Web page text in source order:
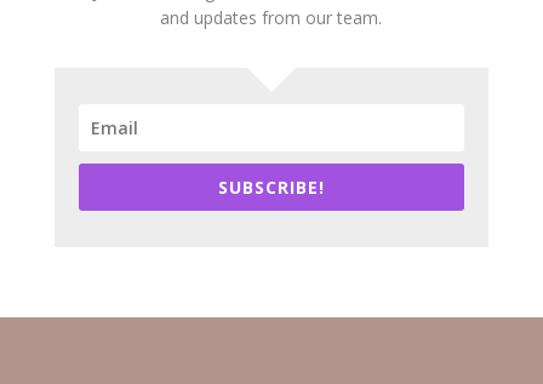
and updates from our team.
SUBSCRIBE!